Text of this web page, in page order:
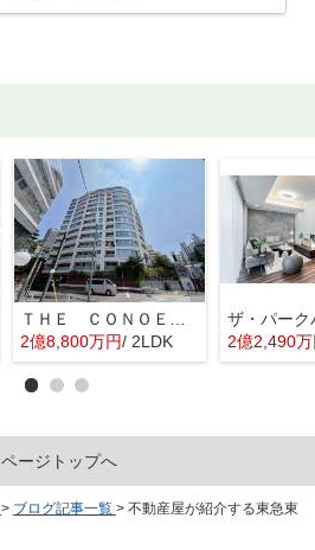
2億8,800万円/ 2LDK 2億2,490
ページトップへ
> ブログ記事一覧 > 不動産屋が紹介する東急東